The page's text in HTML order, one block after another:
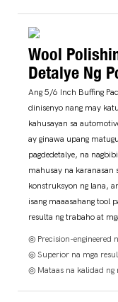
Wool
Detalye Ng
Ang 5/6 Inch Buffing
dinisenyo nang may
kahusayan sa
ay ginawa upang
pagdedetalye, na
mahusay na karanasan
konstruksyon ng lana,
isang maaasahang tool
resulta ng trabaho at
◎ Precision-engineered
◎ Superior na mga
◎ Mataas na kalidad ng